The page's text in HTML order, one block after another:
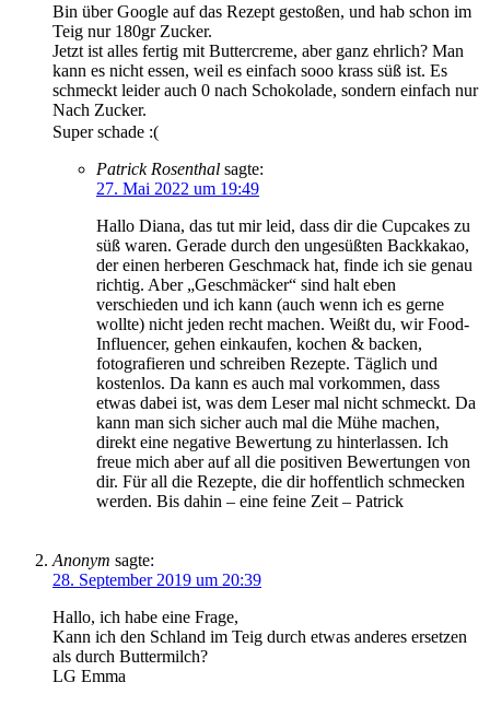
Bin über Google auf das Rezept gestoßen, und hab schon im
Teig nur 180gr Zucker.
Jetzt ist alles fertig mit Buttercreme, aber ganz ehrlich? Man
kann es nicht essen, weil es einfach sooo krass süß ist. Es
schmeckt leider auch 0 nach Schokolade, sondern einfach nur
Nach Zucker.
Super schade :(
Patrick Rosenthal sagte:
27. Mai 2022 um 19:49
Hallo Diana, das tut mir leid, dass dir die Cupcakes zu
süß waren. Gerade durch den ungesüßten Backkakao,
der einen herberen Geschmack hat, finde ich sie genau
richtig. Aber „Geschmäcker“ sind halt eben
verschieden und ich kann (auch wenn ich es gerne
wollte) nicht jeden recht machen. Weißt du, wir Food-
Influencer, gehen einkaufen, kochen & backen,
fotografieren und schreiben Rezepte. Täglich und
kostenlos. Da kann es auch mal vorkommen, dass
etwas dabei ist, was dem Leser mal nicht schmeckt. Da
kann man sich sicher auch mal die Mühe machen,
direkt eine negative Bewertung zu hinterlassen. Ich
freue mich aber auf all die positiven Bewertungen von
dir. Für all die Rezepte, die dir hoffentlich schmecken
werden. Bis dahin – eine feine Zeit – Patrick
Anonym sagte:
28. September 2019 um 20:39
Hallo, ich habe eine Frage,
Kann ich den Schland im Teig durch etwas anderes ersetzen
als durch Buttermilch?
LG Emma